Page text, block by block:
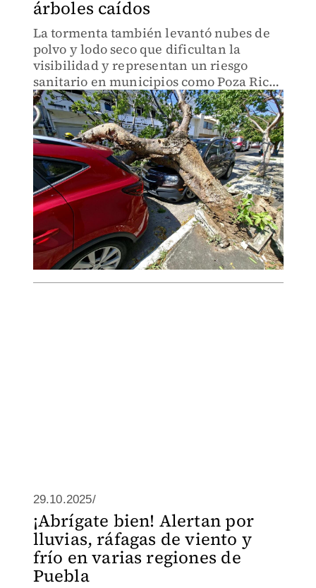
árboles caídos
La tormenta también levantó nubes de
polvo y lodo seco que dificultan la
visibilidad y representan un riesgo
sanitario en municipios como Poza Rica
y Álamo Temapache.
29.10.2025/
¡Abrígate bien! Alertan por
lluvias, ráfagas de viento y
frío en varias regiones de
Puebla